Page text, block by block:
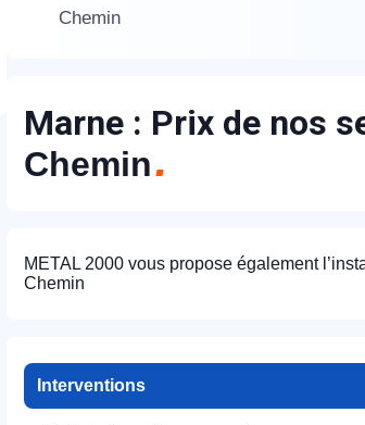
Chemin
Marne : Prix de nos
Chemin
METAL 2000 vous propose également
Chemin
InterventionsRappel immédiat